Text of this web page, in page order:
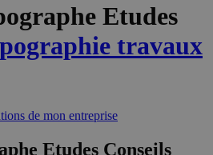
Etudes
travaux
de mon entreprise
Etudes Conseils